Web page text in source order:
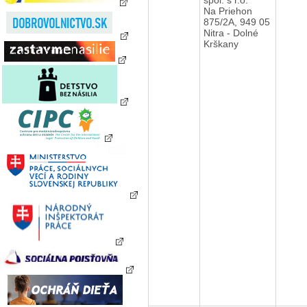
Na Priehon
875/2A, 949 05
Nitra - Dolné
Krškany